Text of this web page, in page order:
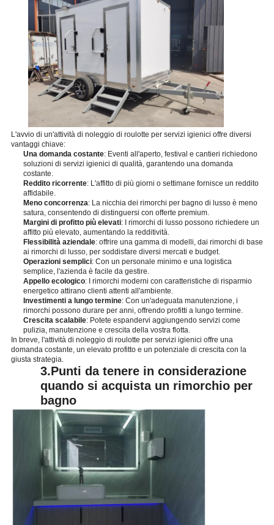
L'avvio di un'attività di noleggio di roulotte per servizi igienici offre diversi
vantaggi chiave:
Una domanda costante: Eventi all'aperto, festival e cantieri richiedono
soluzioni di servizi igienici di qualità, garantendo una domanda
costante.
Reddito ricorrente: L'affitto di più giorni o settimane fornisce un reddito
affidabile.
Meno concorrenza: La nicchia dei rimorchi per bagno di lusso è meno
satura, consentendo di distinguersi con offerte premium.
Margini di profitto più elevati: I rimorchi di lusso possono richiedere un
affitto più elevato, aumentando la redditività.
Flessibilità aziendale: offrire una gamma di modelli, dai rimorchi di base
ai rimorchi di lusso, per soddisfare diversi mercati e budget.
Operazioni semplici: Con un personale minimo e una logistica
semplice, l'azienda è facile da gestire.
Appello ecologico: I rimorchi moderni con caratteristiche di risparmio
energetico attirano clienti attenti all'ambiente.
Investimenti a lungo termine: Con un'adeguata manutenzione, i
rimorchi possono durare per anni, offrendo profitti a lungo termine.
Crescita scalabile: Potete espandervi aggiungendo servizi come
pulizia, manutenzione e crescita della vostra flotta.
In breve, l'attività di noleggio di roulotte per servizi igienici offre una
domanda costante, un elevato profitto e un potenziale di crescita con la
giusta strategia.
3.Punti da tenere in considerazione
quando si acquista un rimorchio per
bagno